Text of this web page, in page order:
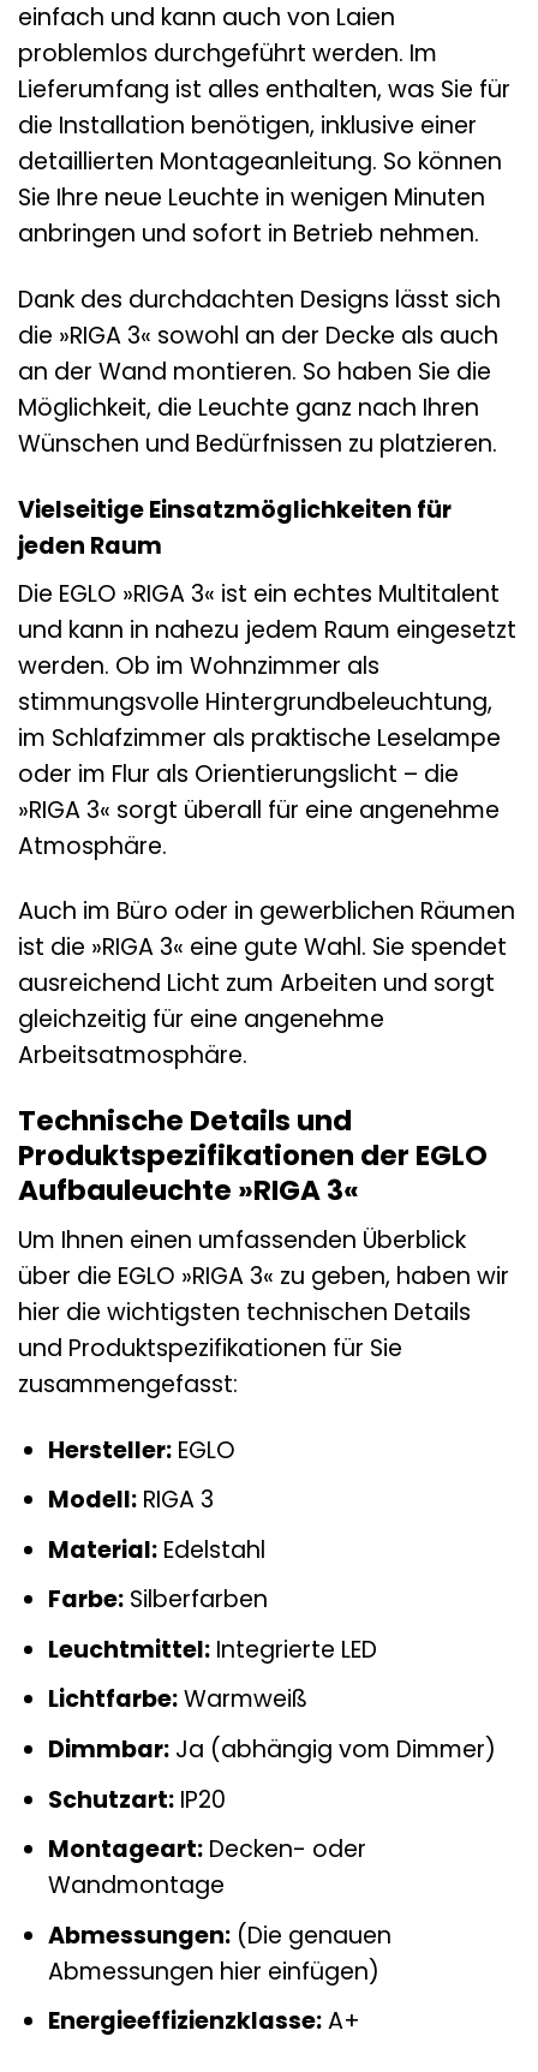
einfach und kann auch von Laien
problemlos durchgeführt werden. Im
Lieferumfang ist alles enthalten, was Sie für
die Installation benötigen, inklusive einer
detaillierten Montageanleitung. So können
Sie Ihre neue Leuchte in wenigen Minuten
anbringen und sofort in Betrieb nehmen.
Dank des durchdachten Designs lässt sich
die »RIGA 3« sowohl an der Decke als auch
an der Wand montieren. So haben Sie die
Möglichkeit, die Leuchte ganz nach Ihren
Wünschen und Bedürfnissen zu platzieren.
Vielseitige Einsatzmöglichkeiten für
jeden Raum
Die EGLO »RIGA 3« ist ein echtes Multitalent
und kann in nahezu jedem Raum eingesetzt
werden. Ob im Wohnzimmer als
stimmungsvolle Hintergrundbeleuchtung,
im Schlafzimmer als praktische Leselampe
oder im Flur als Orientierungslicht – die
»RIGA 3« sorgt überall für eine angenehme
Atmosphäre.
Auch im Büro oder in gewerblichen Räumen
ist die »RIGA 3« eine gute Wahl. Sie spendet
ausreichend Licht zum Arbeiten und sorgt
gleichzeitig für eine angenehme
Arbeitsatmosphäre.
Technische Details und
Produktspezifikationen der EGLO
Aufbauleuchte »RIGA 3«
Um Ihnen einen umfassenden Überblick
über die EGLO »RIGA 3« zu geben, haben wir
hier die wichtigsten technischen Details
und Produktspezifikationen für Sie
zusammengefasst:
Hersteller:EGLO
Modell:RIGA 3
Material:Edelstahl
Farbe:Silberfarben
Leuchtmittel:Integrierte LED
Lichtfarbe:Warmweiß
Dimmbar:Ja (abhängig vom Dimmer)
Schutzart:IP20
Montageart:Decken- oder
Wandmontage
Abmessungen:(Die genauen
Abmessungen hier einfügen)
Energieeffizienzklasse:A+